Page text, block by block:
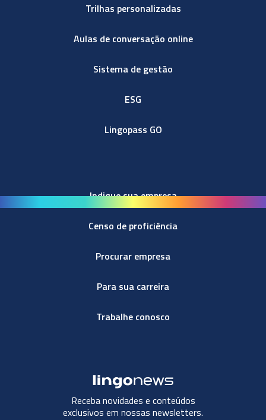
Trilhas personalizadas
Aulas de conversação online
Sistema de gestão
ESG
Lingopass GO
Indique sua empresa
Censo de proficiência
Procurar empresa
Para sua carreira
Trabalhe conosco
Receba novidades e conteúdos
exclusivos em nossas newsletters.